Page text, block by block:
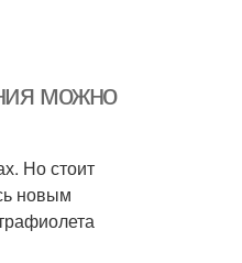
можно
Но стоит
новым